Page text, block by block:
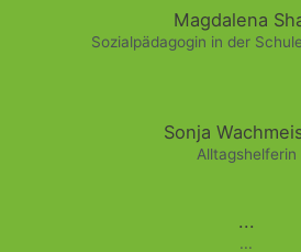
Magdalena
Sozialpädagogin in der
Sonja
Alltagshelferin
...
...